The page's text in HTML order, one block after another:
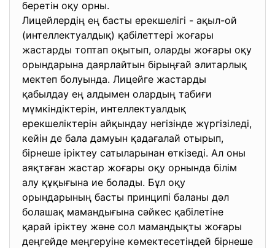
беретін оқу орны.
Лицейлердің ең басты ерекшелігі - ақыл-ой
(интеллектуалдық) қабілеттері жоғары
жастарды топтап оқытып, оларды жоғары оқу
орындарына даярлайтын бірыңғай элитарлық
мектеп болуында. Лицейге жастарды
қабылдау ең алдымен олардың табиғи
мүмкіндіктерін, интеллектуалдық
ерекшеліктерін айқындау негізінде жүргізіледі,
кейін де бала дамуын қадағалай отырып,
бірнеше іріктеу сатыларынан өткізеді. Ал оны
аяқтаған жастар жоғары оқу орнында білім
алу құқығына ие болады. Бұл оқу
орындарының басты принципі баланы дәл
болашақ мамандығына сәйкес қабілетіне
қарай іріктеу және сол мамандықты жоғары
деңгейде меңгеруіне көмектесетіндей бірнеше